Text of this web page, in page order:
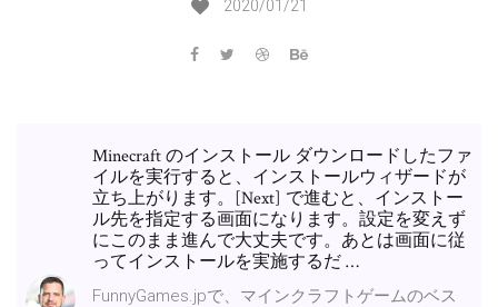
2020/01/21
Minecraft のインストール ダウンロードしたファ
イルを実行すると、インストールウィザードが
立ち上がります。[Next] で進むと、インストー
ル先を指定する画面になります。設定を変えず
にこのまま進んで大丈夫です。あとは画面に従
ってインストールを実施するだ …
FunnyGames.jpで、マインクラフトゲームのベス